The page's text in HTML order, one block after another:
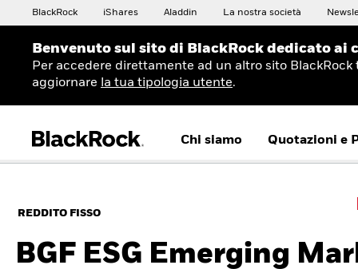
BlackRock iShares Aladdin La nostra società
Benvenuto sul sito di BlackRock dedicato
Per accedere direttamente ad un altro sito
aggiornare
la tua tipologia utente.
Chi siamo Quotazioni e
REDDITO FISSO
BGF ESG Emerging